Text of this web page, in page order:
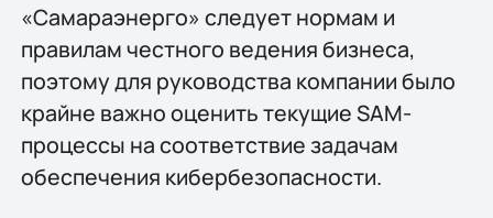
«Самараэнерго» следует нормам и
правилам честного ведения бизнеса,
поэтому для руководства компании было
крайне важно оценить текущие SAM-
процессы на соответствие задачам
обеспечения кибербезопасности.